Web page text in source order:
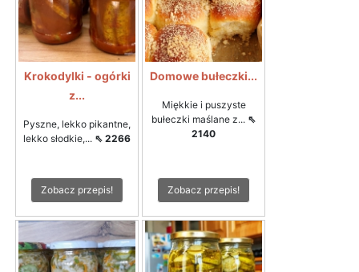
Krokodylki - ogórki
z...
Pyszne, lekko pikantne,
lekko słodkie,... ⇖ 2266
Zobacz przepis!
Domowe bułeczki...
Miękkie i puszyste
bułeczki maślane z... ⇖
2140
Zobacz przepis!